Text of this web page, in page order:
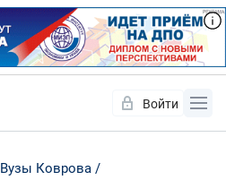
Войти
Вузы Коврова
Нет